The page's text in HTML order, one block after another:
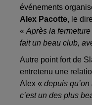
événements
Alex Pacotte, le
« Après la
fait un beau club,
Autre point fort de
entretenu une
Alex « depuis
c’est un des plus